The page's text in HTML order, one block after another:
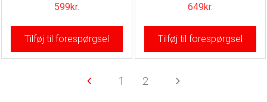
599kr.
Tilføj til forespørgsel
649kr.
Tilføj til forespørgsel
1 2